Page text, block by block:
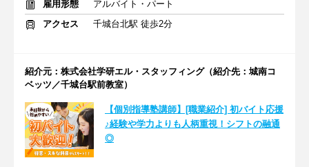
雇用形態
アルバイト・パート
アクセス
千城台北駅 徒歩2分
紹介元：株式会社学研エル・スタッフィング（紹介先：城南コ
ベッツ／千城台駅前教室）
【個別指導塾講師】[職業紹介] 初バイト応援
♪経験や学力よりも人柄重視！シフトの融通
◎